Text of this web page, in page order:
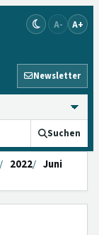
A- A+
Newsletter
Suchen
2022
Juni